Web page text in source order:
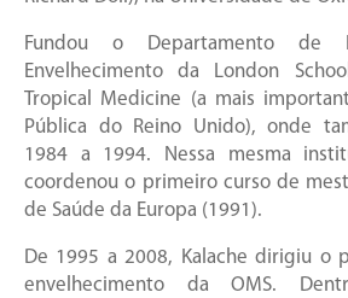
Fundou o Departamento de
Envelhecimento da London
Tropical Medicine (a mais
Pública do Reino Unido), onde
1984 a 1994. Nessa mesma
coordenou o primeiro curso de
de Saúde da Europa (1991).
De 1995 a 2008, Kalache dirigiu o
envelhecimento da OMS.